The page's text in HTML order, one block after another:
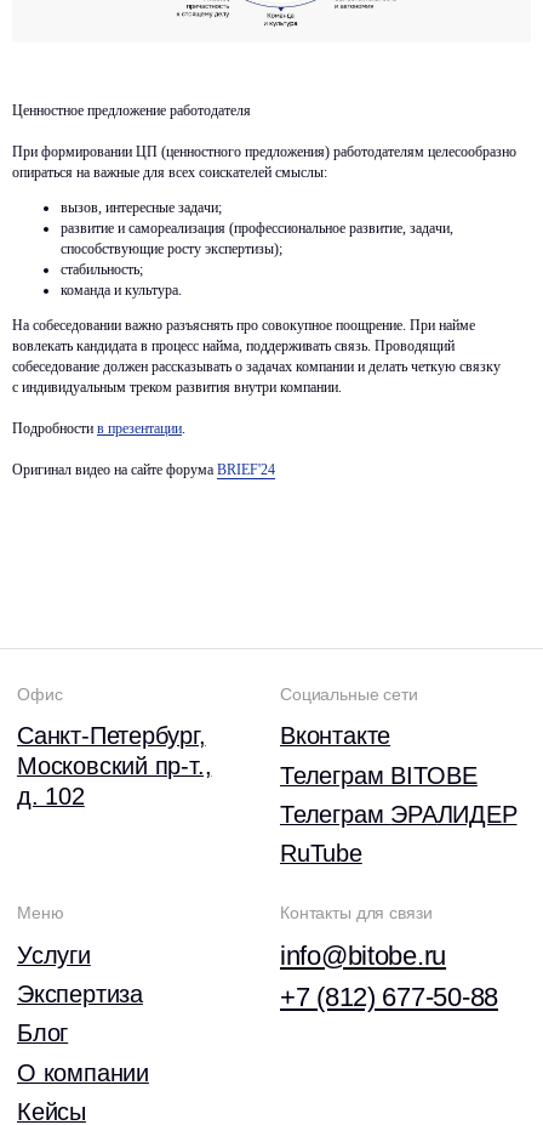
Ценностное предложение работодателя
При формировании ЦП (ценностного предложения) работодателям целесообразно
опираться на важные для всех соискателей смыслы:
вызов, интересные задачи;
развитие и самореализация (профессиональное развитие, задачи,
способствующие росту экспертизы);
стабильность;
команда и культура.
На собеседовании важно разъяснять про совокупное поощрение. При найме
вовлекать кандидата в процесс найма, поддерживать связь. Проводящий
собеседование должен рассказывать о задачах компании и делать четкую связку
с индивидуальным треком развития внутри компании.
Подробности в презентации.
Оригинал видео на сайте форума BRIEF'24
д. 102
Услуги
Экспертиза
Отзывы
События
RuTube
info@bitobe.ru
+7 (812) 677-50-88